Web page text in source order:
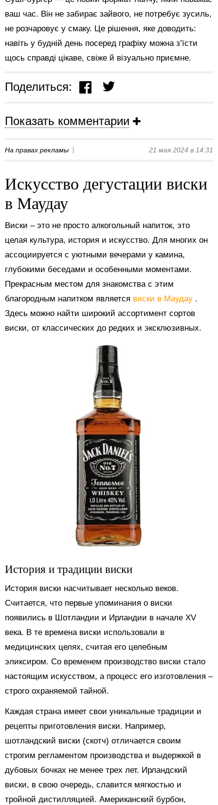
ваш час. Він не забирає зайвого, не потребує зусиль,
не розчаровує у смаку. Це рішення, яке доводить:
навіть у будній день посеред графіку можна з’їсти
щось справді цікаве, свіже й візуально приємне.
Поделиться:
Показать комментарии
На правах рекламы 21 мая 2024 в 14:31
Искусство дегустации виски
в Маудау
Виски – это не просто алкогольный напиток, это
целая культура, история и искусство. Для многих он
ассоциируется с уютными вечерами у камина,
глубокими беседами и особенными моментами.
Прекрасным местом для знакомства с этим
благородным напитком является виски в Маудау .
Здесь можно найти широкий ассортимент сортов
виски, от классических до редких и эксклюзивных.
История и традиции виски
История виски насчитывает несколько веков.
Считается, что первые упоминания о виски
появились в Шотландии и Ирландии в начале XV
века. В те времена виски использовали в
медицинских целях, считая его целебным
эликсиром. Со временем производство виски стало
настоящим искусством, а процесс его изготовления –
строго охраняемой тайной.
Каждая страна имеет свои уникальные традиции и
рецепты приготовления виски. Например,
шотландский виски (скотч) отличается своим
строгим регламентом производства и выдержкой в
дубовых бочках не менее трех лет. Ирландский
виски, в свою очередь, славится мягкостью и
тройной дистилляцией. Американский бурбон,